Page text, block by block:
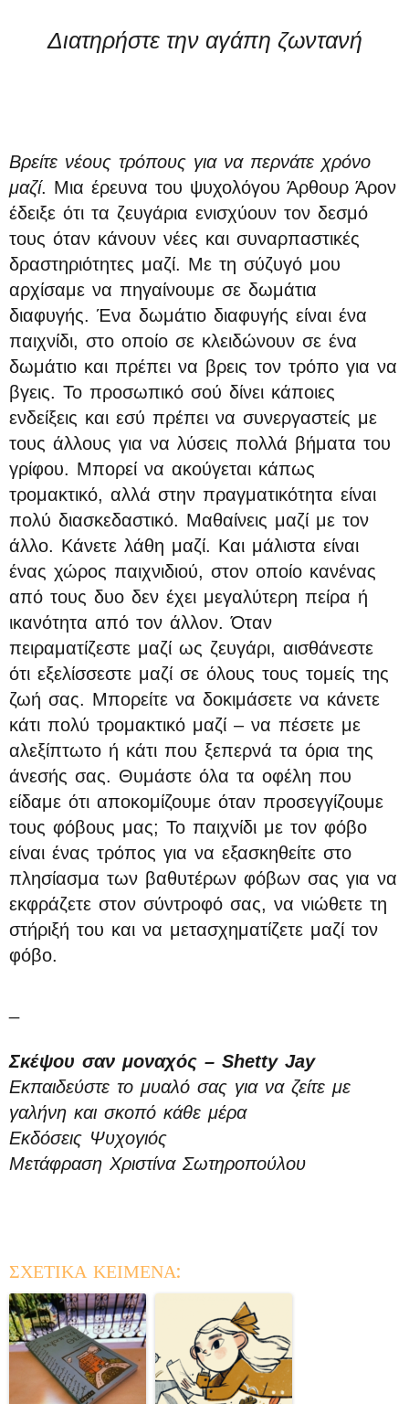
Διατηρήστε την αγάπη ζωντανή
Βρείτε νέους τρόπους για να περνάτε χρόνο
μαζί. Μια έρευνα του ψυχολόγου Άρθουρ Άρον
έδειξε ότι τα ζευγάρια ενισχύουν τον δεσμό
τους όταν κάνουν νέες και συναρπαστικές
δραστηριότητες μαζί. Με τη σύζυγό μου
αρχίσαμε να πηγαίνουμε σε δωμάτια
διαφυγής. Ένα δωμάτιο διαφυγής είναι ένα
παιχνίδι, στο οποίο σε κλειδώνουν σε ένα
δωμάτιο και πρέπει να βρεις τον τρόπο για να
βγεις. Το προσωπικό σού δίνει κάποιες
ενδείξεις και εσύ πρέπει να συνεργαστείς με
τους άλλους για να λύσεις πολλά βήματα του
γρίφου. Μπορεί να ακούγεται κάπως
τρομακτικό, αλλά στην πραγματικότητα είναι
πολύ διασκεδαστικό. Μαθαίνεις μαζί με τον
άλλο. Κάνετε λάθη μαζί. Και μάλιστα είναι
ένας χώρος παιχνιδιού, στον οποίο κανένας
από τους δυο δεν έχει μεγαλύτερη πείρα ή
ικανότητα από τον άλλον. Όταν
πειραματίζεστε μαζί ως ζευγάρι, αισθάνεστε
ότι εξελίσσεστε μαζί σε όλους τους τομείς της
ζωή σας. Μπορείτε να δοκιμάσετε να κάνετε
κάτι πολύ τρομακτικό μαζί – να πέσετε με
αλεξίπτωτο ή κάτι που ξεπερνά τα όρια της
άνεσής σας. Θυμάστε όλα τα οφέλη που
είδαμε ότι αποκομίζουμε όταν προσεγγίζουμε
τους φόβους μας; Το παιχνίδι με τον φόβο
είναι ένας τρόπος για να εξασκηθείτε στο
πλησίασμα των βαθυτέρων φόβων σας για να
εκφράζετε στον σύντροφό σας, να νιώθετε τη
στήριξή του και να μετασχηματίζετε μαζί τον
φόβο.
Σκέψου σαν μοναχός – Shetty Jay
Εκπαιδεύστε το μυαλό σας για να ζείτε με
γαλήνη και σκοπό κάθε μέρα
Εκδόσεις Ψυχογιός
Μετάφραση Χριστίνα Σωτηροπούλου
ΣΧΕΤΙΚΑ ΚΕΙΜΕΝΑ: